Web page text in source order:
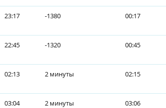
23:17 -1380 00:17
22:45 -1320 00:45
02:13 2 минуты 02:15
03:04 2 минуты 03:06